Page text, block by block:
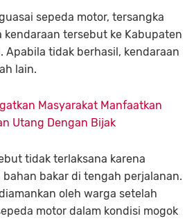
sepeda motor, tersangka
kendaraan tersebut ke Kabupaten
Apabila tidak berhasil, kendaraan
lain.
Masyarakat Manfaatkan
Utang Dengan Bijak
tidak terlaksana karena
bakar di tengah perjalanan.
oleh warga setelah
motor dalam kondisi mogok